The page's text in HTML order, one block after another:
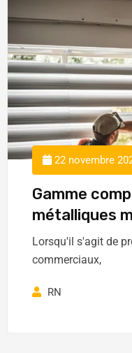
22 novembre
Gamme
métalliques
Lorsqu'il s'agit de
commerciaux,
RN